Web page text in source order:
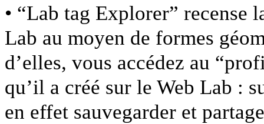
• “Lab tag Explorer” recense
Lab au moyen de formes
d’elles, vous accédez au
qu’il a créé sur le Web Lab :
en effet sauvegarder et